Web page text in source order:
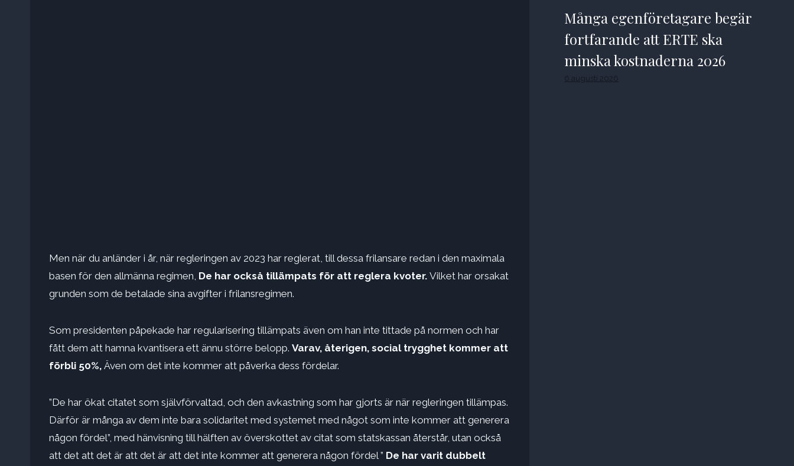
Men när du anländer i år, när regleringen av 2023 har reglerat, till dessa frilansare redan i den maximala
basen för den allmänna regimen, De har också tillämpats för att reglera kvoter. Vilket har orsakat
grunden som de betalade sina avgifter i frilansregimen.
Som presidenten påpekade har regularisering tillämpats även om han inte tittade på normen och har
fått dem att hamna kvantisera ett ännu större belopp. Varav, återigen, social trygghet kommer att
förbli 50%, Även om det inte kommer att påverka dess fördelar.
”De har ökat citatet som självförvaltad, och den avkastning som har gjorts är när regleringen tillämpas.
Därför är många av dem inte bara solidaritet med systemet med något som inte kommer att generera
någon fördel”, med hänvisning till hälften av överskottet av citat som statskassan återstår, utan också
att det att det är att det är att det inte kommer att generera någon fördel ” De har varit dubbelt
Många egenföretagare begär
fortfarande att ERTE ska
minska kostnaderna 2026
6 augusti 2026